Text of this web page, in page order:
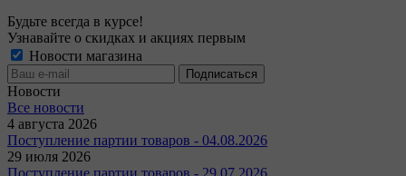
Будьте всегда в курсе!
Узнавайте о скидках и акциях первым
Новости магазина
Новости
Все новости
4 августа 2026
Поступление партии товаров - 04.08.2026
29 июля 2026